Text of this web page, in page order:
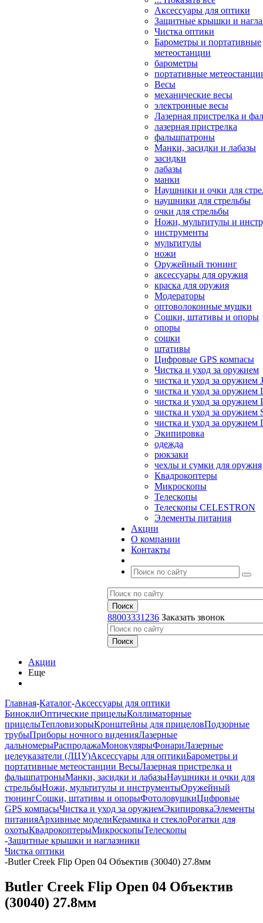
Аксессуары для оптики
Защитные крышки и
Чистка оптики
Барометры и портативные
метеостанции
барометры
портативные
Весы
механические весы
электронные весы
Лазерная пристрелка и
лазерная пристрелка
фальшпатроны
Манки, засидки и лабазы
засидки
лабазы
манки
Наушники и очки для
наушники для стрельбы
очки для стрельбы
Ножи, мультитулы и
инструменты
мультитулы
ножи
Оружейный тюнинг
аксессуары для оружия
краска для оружия
Модераторы
оптоволоконные мушки
Сошки, штативы и опоры
опоры
сошки
штативы
Цифровые GPS компасы
Чистка и уход за оружием
чистка и уход за оружием
чистка и уход за оружием
чистка и уход за оружием
чистка и уход за оружием
чистка и уход за
Экипировка
одежда
рюкзаки
чехлы и сумки для оружия
Квадрокоптеры
Микроскопы
Телескопы
Телескопы CELESTRON
Элементы питания
Акции
О компании
Контакты
88003331236 Заказать звонок
Акции
Еще
Главная-Каталог-Аксессуары для оптики
БиноклиОптические прицелыКоллиматорные
прицелыТепловизорыКронштейны для прицеловПодзорные
трубыПриборы ночного виденияЛазерные
дальномерыРаспродажаМонокулярыФонариЛазерные
целеуказатели (ЛЦУ)Аксессуары для оптикиБарометры и
портативные метеостанции ВесыЛазерная пристрелка и
фальшпатроныМанки, засидки и лабазыНаушники и очки для
стрельбыНожи, мультитулы и инструментыОружейный
тюнингСошки, штативы и опорыФотоловушкиЦифровые
GPS компасыЧистка и уход за оружиемЭкипировкаЭлементы
питанияАрхивные моделиКерамика и стеклоРогатки для
охотыКвадрокоптерыМикроскопыТелескопы
-Защитные крышки и наглазники
Чистка оптики
-Butler Creek Flip Open 04 Объектив (30040) 27.8мм
Butler Creek Flip Open 04 Объектив
(30040) 27.8мм